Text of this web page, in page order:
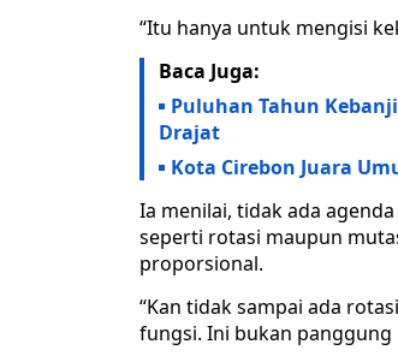
“Itu hanya untuk mengisi
Baca Juga:
Puluhan Tahun
Drajat
Kota Cirebon Juara
Ia menilai, tidak ada
seperti rotasi maupun
proporsional.
“Kan tidak sampai ada
fungsi. Ini bukan panggung